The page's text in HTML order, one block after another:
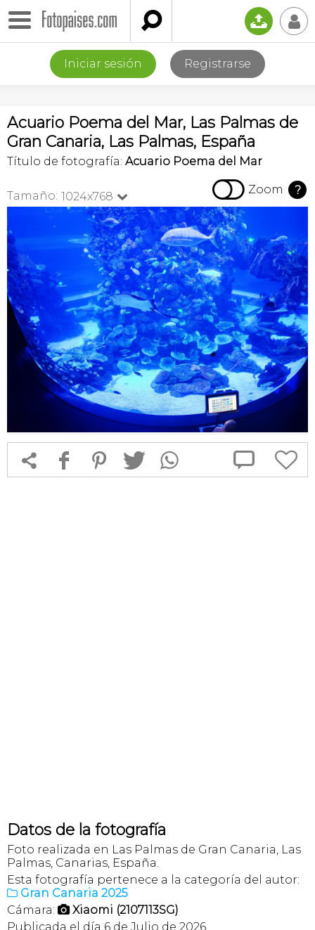
 📤 👤
Iniciar sesión Registrarse
Acuario Poema del Mar, Las Palmas de
Gran Canaria, Las Palmas, España
Título de fotografía: Acuario Poema del Mar
Tamaño: 1024x768   Zoom ?
 f 1 T  
Datos de la fotografía
Foto realizada en Las Palmas de Gran Canaria, Las
Palmas, Canarias, España.
Esta fotografía pertenece a la categoría del autor:
 Gran Canaria 2025
Cámara:  Xiaomi (2107113SG)
Publicada el día 6 de Julio de 2026.